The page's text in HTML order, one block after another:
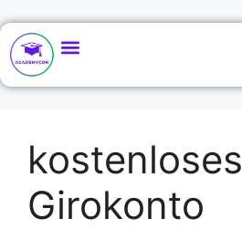
kostenloses
Girokonto